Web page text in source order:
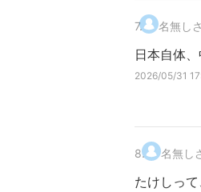
7. 名無し
日本自体
2026/05/31
8. 名無し
たけしっ